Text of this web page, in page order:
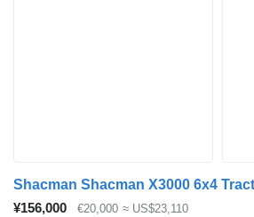
¥156,000 €20,000 ≈ US$23,110